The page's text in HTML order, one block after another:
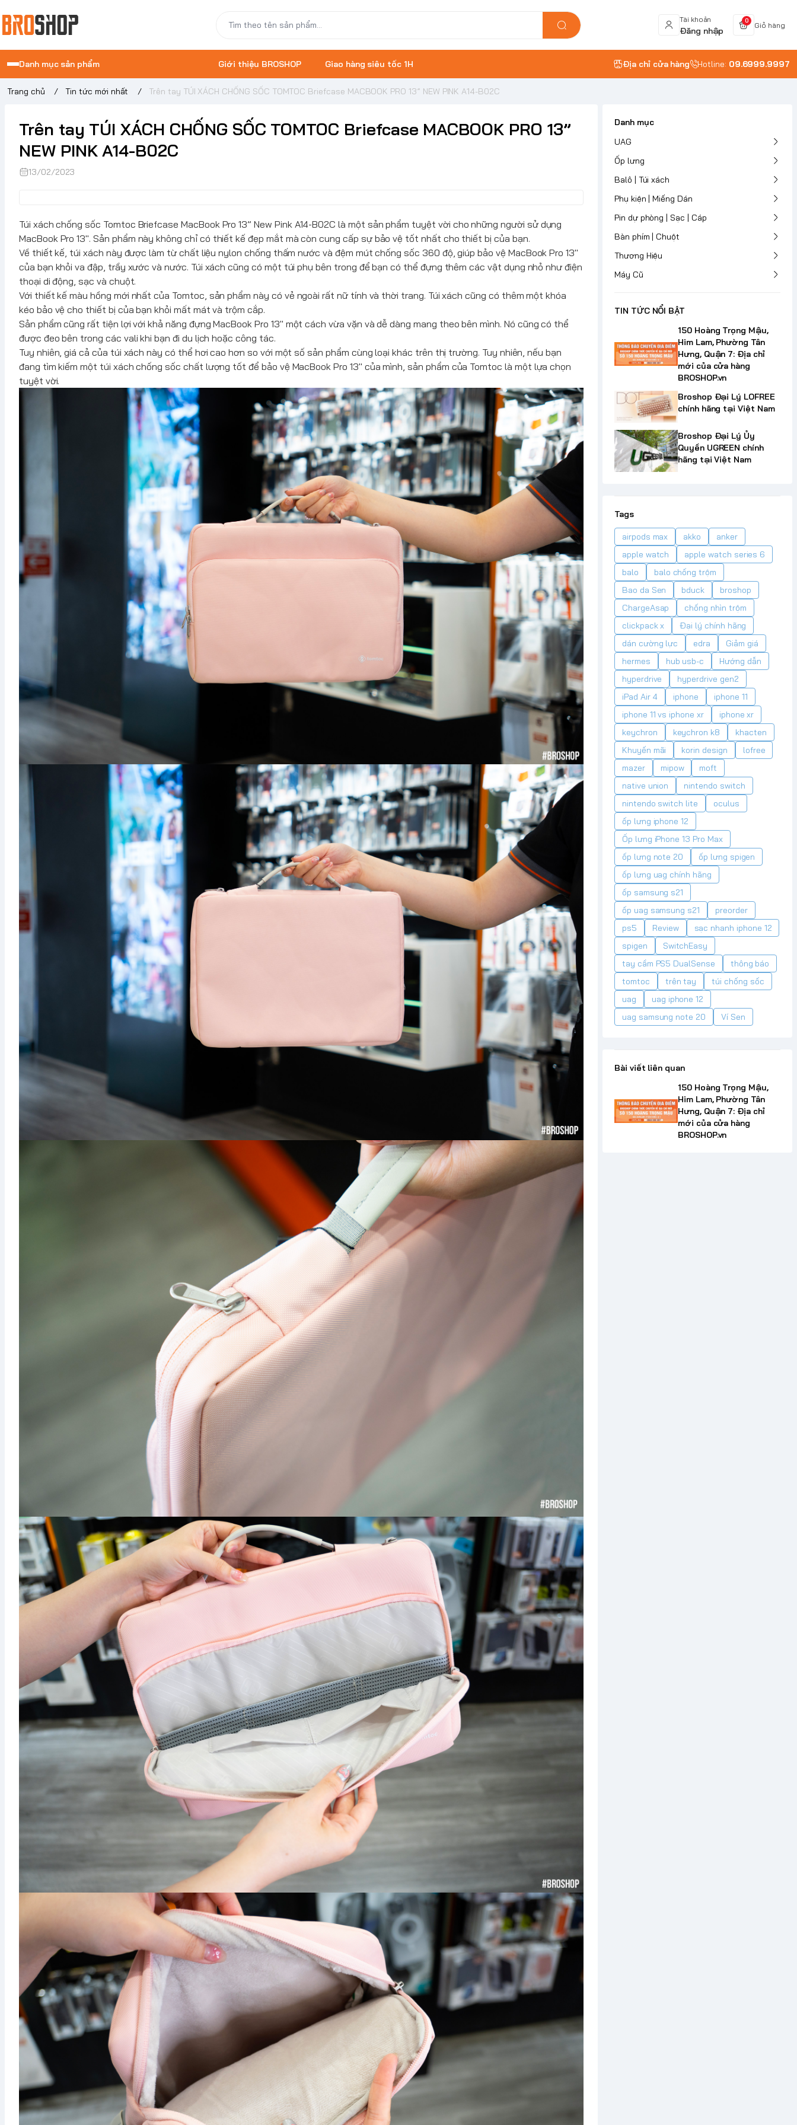
Tài khoản
Đăng nhập
0
Giỏ hàng
Danh mục sản phẩm Giới thiệu BROSHOP Giao hàng siêu tốc 1H Địa chỉ cửa hàng Hotline: 09.6999.9997
Trang chủ / Tin tức mới nhất / Trên tay TÚI XÁCH CHỐNG SỐC TOMTOC Briefcase MACBOOK PRO 13” NEW PINK A14-B02C
Trên tay TÚI XÁCH CHỐNG SỐC TOMTOC Briefcase MACBOOK PRO 13”
NEW PINK A14-B02C
13/02/2023
Túi xách chống sốc Tomtoc Briefcase MacBook Pro 13” New Pink A14-B02C là một sản phẩm tuyệt vời cho những người sử dụng
MacBook Pro 13". Sản phẩm này không chỉ có thiết kế đẹp mắt mà còn cung cấp sự bảo vệ tốt nhất cho thiết bị của bạn.
Về thiết kế, túi xách này được làm từ chất liệu nylon chống thấm nước và đệm mút chống sốc 360 độ, giúp bảo vệ MacBook Pro 13"
của bạn khỏi va đập, trầy xước và nước. Túi xách cũng có một túi phụ bên trong để bạn có thể đựng thêm các vật dụng nhỏ như điện
thoại di động, sạc và chuột.
Với thiết kế màu hồng mới nhất của Tomtoc, sản phẩm này có vẻ ngoài rất nữ tính và thời trang. Túi xách cũng có thêm một khóa
kéo bảo vệ cho thiết bị của bạn khỏi mất mát và trộm cắp.
Sản phẩm cũng rất tiện lợi với khả năng đựng MacBook Pro 13" một cách vừa vặn và dễ dàng mang theo bên mình. Nó cũng có thể
được đeo bên trong các vali khi bạn đi du lịch hoặc công tác.
Tuy nhiên, giá cả của túi xách này có thể hơi cao hơn so với một số sản phẩm cùng loại khác trên thị trường. Tuy nhiên, nếu bạn
đang tìm kiếm một túi xách chống sốc chất lượng tốt để bảo vệ MacBook Pro 13" của mình, sản phẩm của Tomtoc là một lựa chọn
tuyệt vời.
Danh mục
UAG
Ốp lưng
Balô | Túi xách
Phụ kiện | Miếng Dán
Pin dự phòng | Sạc | Cáp
Bàn phím | Chuột
Thương Hiệu
Máy Cũ
TIN TỨC NỔI BẬT
150 Hoàng Trọng Mậu,
Him Lam, Phường Tân
Hưng, Quận 7: Địa chỉ
mới của cửa hàng
BROSHOP.vn
Broshop Đại Lý LOFREE
chính hãng tại Việt Nam
Broshop Đại Lý Ủy
Quyền UGREEN chính
hãng tại Việt Nam
Tags
airpods max akko
anker
apple watch
apple watch series 6
balo
balo chống trộm
Bao da Sen
bduck
broshop
ChargeAsap
chống nhìn trộm
clickpack x
Đại lý chính hãng
dán cường lực
edra
Giảm giá
hermes
hub usb-c
Hướng dẫn
hyperdrive
hyperdrive gen2
iPad Air 4
iphone
iphone 11
iphone 11 vs iphone xr
iphone xr
keychron
keychron k8
khacten
Khuyến mãi
korin design
lofree
mazer
mipow
moft
native union
nintendo switch
nintendo switch lite
oculus
ốp lưng iphone 12
Ốp lưng iPhone 13 Pro Max
ốp lưng note 20
ốp lưng spigen
ốp lưng uag chính hãng
ốp samsung s21
ốp uag samsung s21
preorder
ps5
Review
sạc nhanh iphone 12
spigen
SwitchEasy
tay cầm PS5 DualSense
thông báo
tomtoc
trên tay
túi chống sốc
uag
uag iphone 12
uag samsung note 20
Ví Sen
Bài viết liên quan
150 Hoàng Trọng Mậu,
Him Lam, Phường Tân
Hưng, Quận 7: Địa chỉ
mới của cửa hàng
BROSHOP.vn